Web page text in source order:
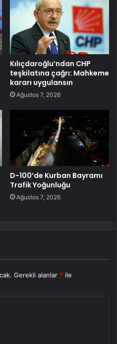
Kılıçdaroğlu’ndan CHP
teşkilatına çağrı: Mahkeme
kararı uygulansın
Ağustos 7, 2026
D-100’de Kurban Bayramı
Trafik Yoğunluğu
Ağustos 7, 2026
Gerekli alanlar * ile